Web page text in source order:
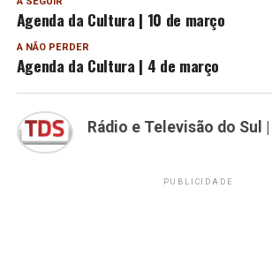
Agenda da Cultura | 10 de março
A NÃO PERDER
Agenda da Cultura | 4 de março
Rádio e Televisão do Sul |
PUBLICIDADE